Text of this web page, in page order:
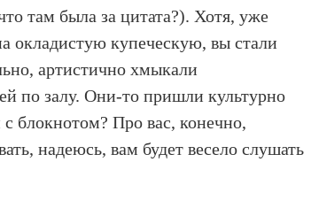
там была за цитата?). Хотя, уже
окладистую купеческую, вы стали
артистично хмыкали
по залу. Они-то пришли культурно
блокнотом? Про вас, конечно,
надеюсь, вам будет весело слушать